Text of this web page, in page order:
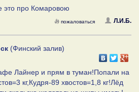
про Комаровою
Л.И.Б.
пожаловаться
(Финский залив)
Лайнер и прям в туман!Попали на
кг,Кудря-89 хвостов=1,8 кг!Лёд